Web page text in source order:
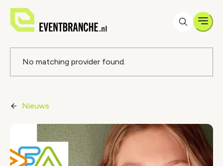
Foutmelding
No matching provider found.
Nieuws